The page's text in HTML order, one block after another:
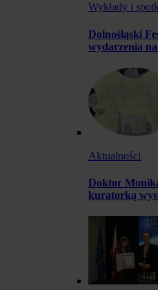
Wykłady i
Dolnośląski
wydarzenia
Aktualności
Doktor
kuratorką